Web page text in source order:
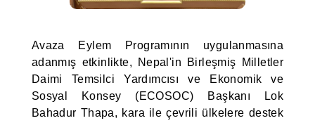
Avaza Eylem Programının uygulanmasına
adanmış etkinlikte, Nepal'in Birleşmiş Milletler
Daimi Temsilci Yardımcısı ve Ekonomik ve
Sosyal Konsey (ECOSOC) Başkanı Lok
Bahadur Thapa, kara ile çevrili ülkelere destek